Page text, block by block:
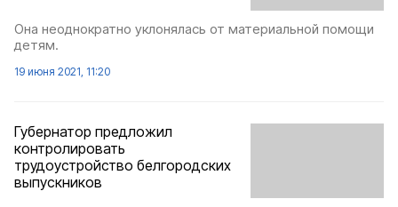
Она неоднократно уклонялась от материальной помощи
детям.
19 июня 2021, 11:20
Губернатор предложил
контролировать
трудоустройство белгородских
выпускников